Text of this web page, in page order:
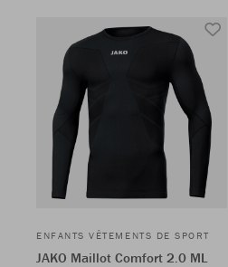
ENFANTS VÊTEMENTS DE SPORT
JAKO Maillot Comfort 2.0 ML